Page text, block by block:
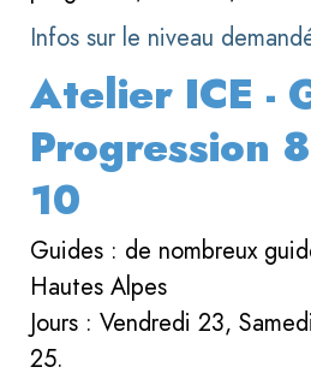
Infos sur le niveau
Atelier ICE -
Progression
10
Guides : de nombreux
Hautes Alpes
Jours : Vendredi 23,
25.